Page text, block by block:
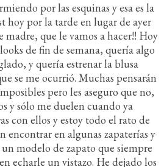
por las esquinas y esa es la
hoy por la tarde en lugar de ayer
que le vamos a hacer!! Hoy
de fin de semana, quería algo
y quería estrenar la blusa
se me ocurrió. Muchas pensarán
pero les aseguro que no,
y sólo me duelen cuando ya
con ellos y estoy todo el rato de
encontrar en algunas zapaterías y
modelo de zapato que siempre
echarle un vistazo. He dejado los